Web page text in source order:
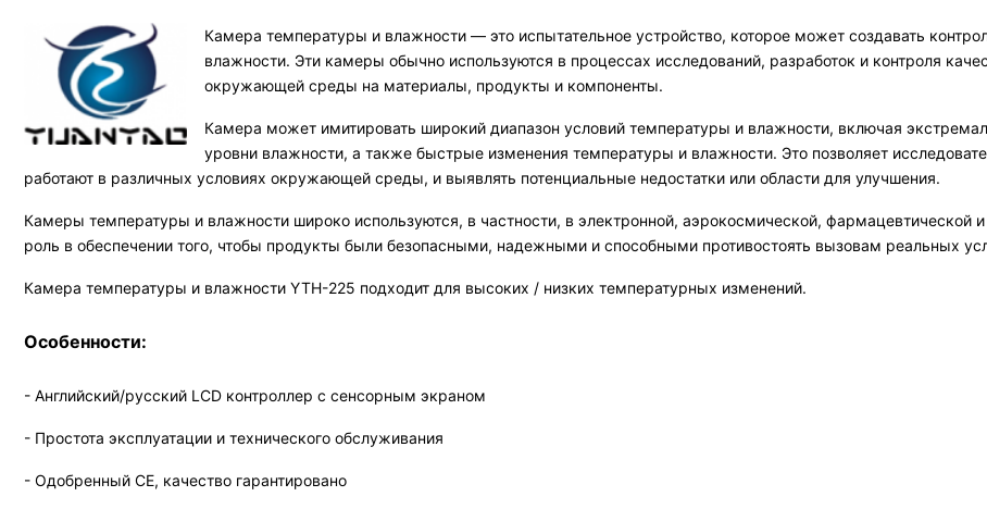
Камера температуры и влажности — это испытательное устройство, которое может создавать
влажности. Эти камеры обычно используются в процессах исследований, разработок и контроля
окружающей среды на материалы, продукты и компоненты.
Камера может имитировать широкий диапазон условий температуры и влажности, включая
уровни влажности, а также быстрые изменения температуры и влажности. Это позволяет
работают в различных условиях окружающей среды, и выявлять потенциальные недостатки или области для улучшения.
Камеры температуры и влажности широко используются, в частности, в электронной, аэрокосмической,
роль в обеспечении того, чтобы продукты были безопасными, надежными и способными противостоять вызовам реальных
Камера температуры и влажности YTH-225 подходит для высоких / низких температурных изменений.
Особенности:
- Английский/русский LCD контроллер с сенсорным экраном
- Простота эксплуатации и технического обслуживания
- Одобренный CE, качество гарантировано